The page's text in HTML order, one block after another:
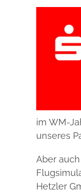
im WM-
unseres
Aber
Hetzler